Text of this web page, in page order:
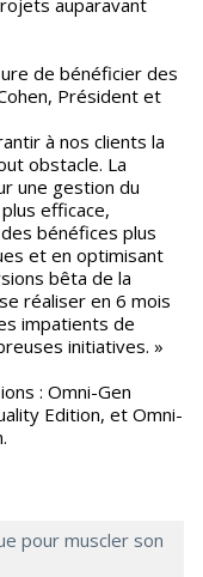
auparavant
de bénéficier des
Président et
à nos clients la
obstacle. La
une gestion du
efficace,
bénéfices plus
et en optimisant
bêta de la
réaliser en 6 mois
impatients de
initiatives. »
: Omni-Gen
Edition, et Omni-
pour muscler son